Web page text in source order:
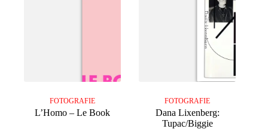
FOTOGRAFIE
L’Homo – Le Book
FOTOGRAFIE
Dana Lixenberg:
Tupac/Biggie